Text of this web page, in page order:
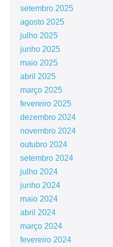
setembro 2025
agosto 2025
julho 2025
junho 2025
maio 2025
abril 2025
março 2025
fevereiro 2025
dezembro 2024
novembro 2024
outubro 2024
setembro 2024
julho 2024
junho 2024
maio 2024
abril 2024
março 2024
fevereiro 2024